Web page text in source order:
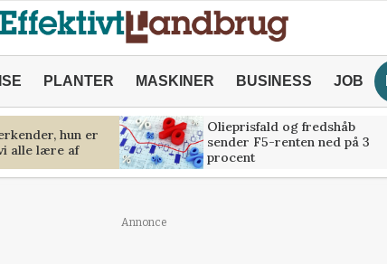
PLANTER MASKINER BUSINESS JOB
hun er
alle lære af
Olieprisfald og fredshåb
sender F5-renten ned på 3
procent
Annonce